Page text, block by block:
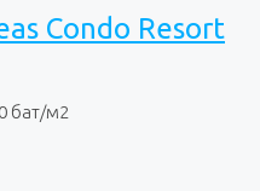
Condo Resort
бат/м2